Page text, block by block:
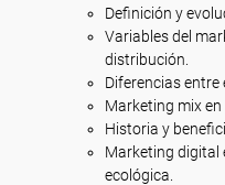
Definición y
Variables del
distribución.
Diferencias entre
Marketing mix en
Historia y
Marketing digital
ecológica.